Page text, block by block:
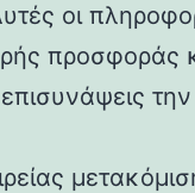
οι
προσφοράς